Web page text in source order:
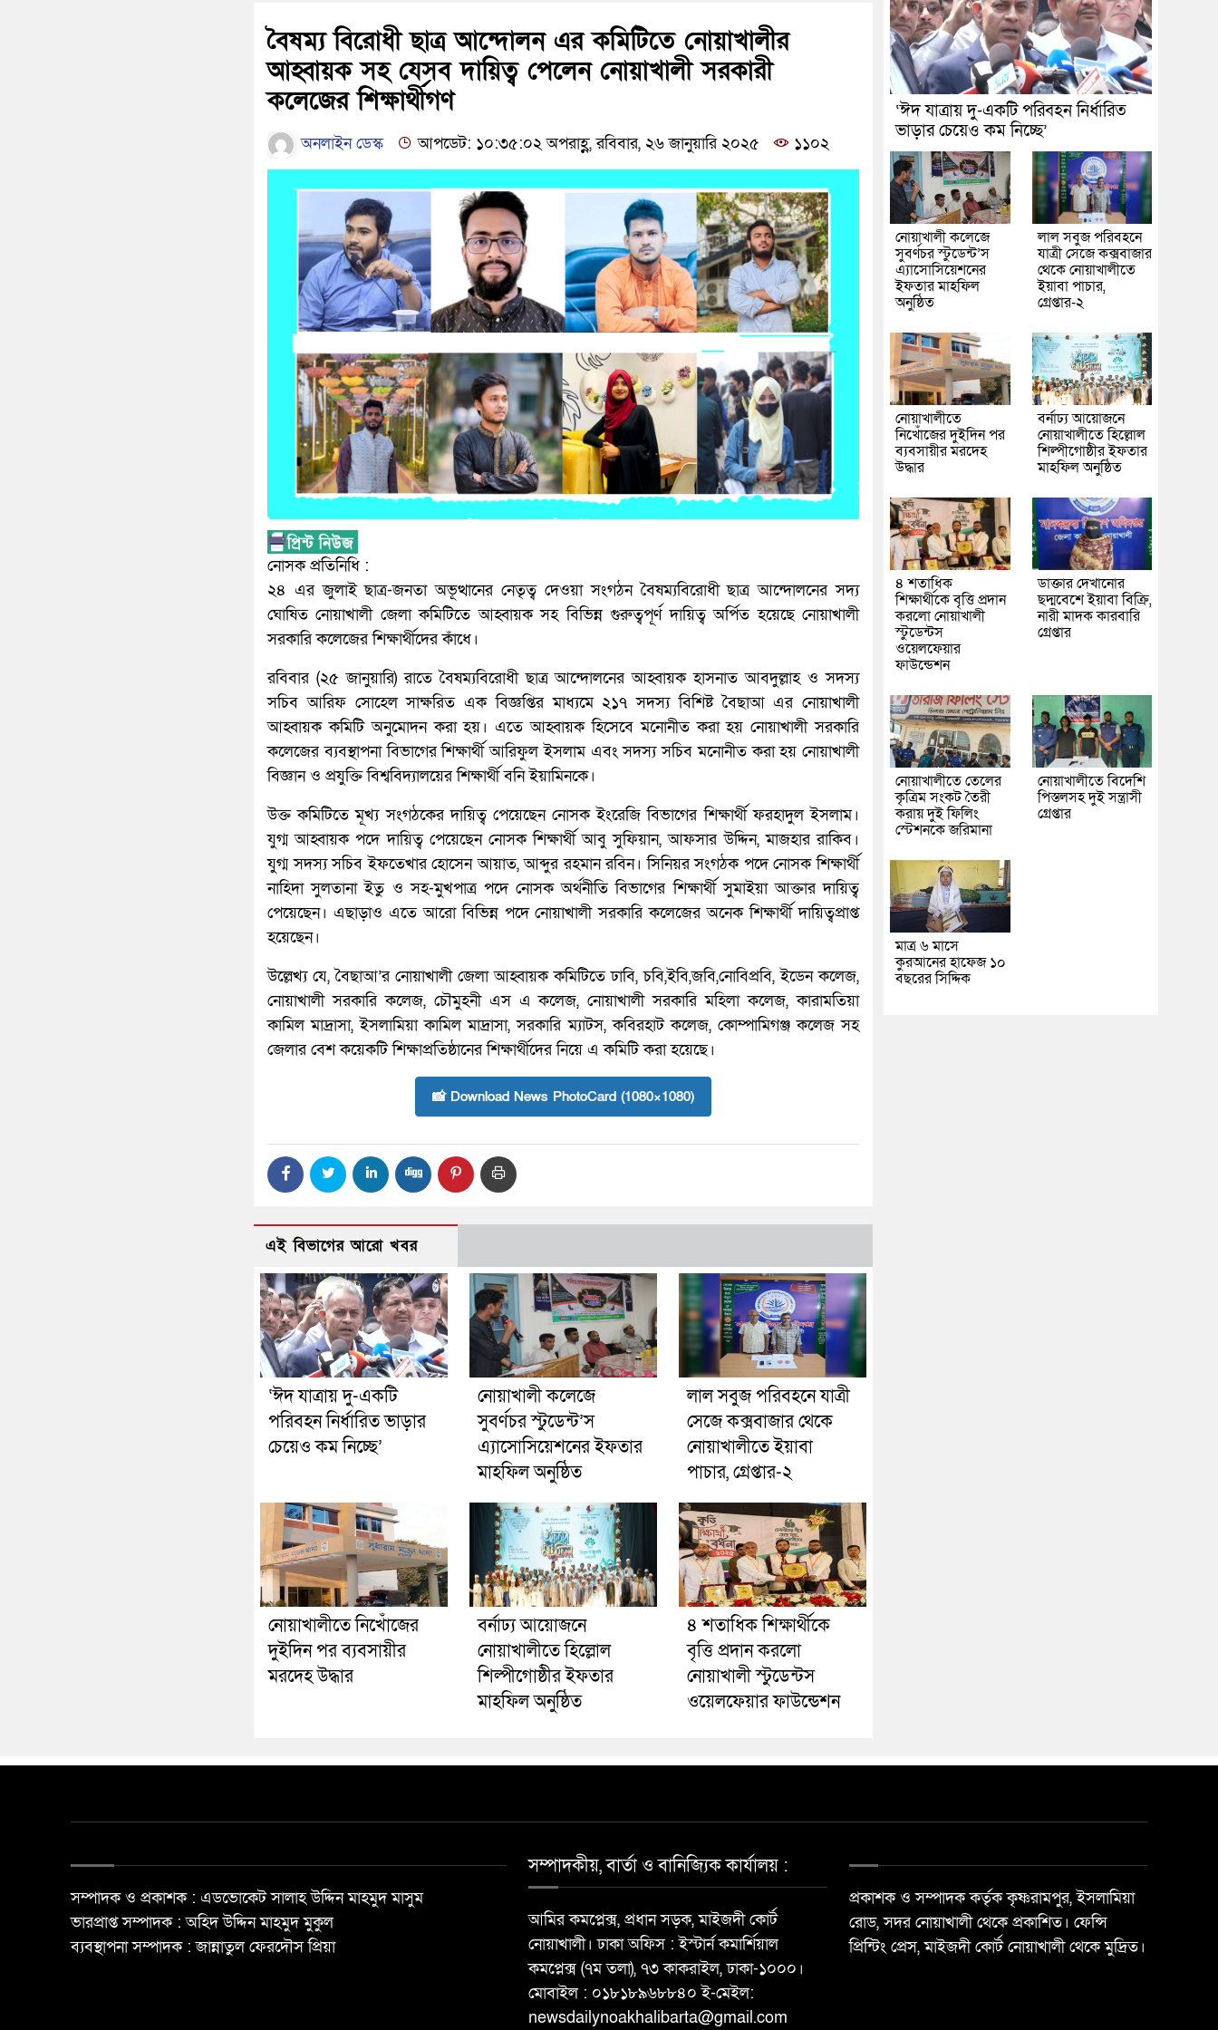
বৈষম্য বিরোধী ছাত্র আন্দোলন এর কমিটিতে নোয়াখালীর
আহ্বায়ক সহ যেসব দায়িত্ব পেলেন নোয়াখালী সরকারী
কলেজের শিক্ষার্থীগণ
অনলাইন ডেস্ক আপডেট: ১০:৩৫:০২ অপরাহ্ণ, রবিবার, ২৬ জানুয়ারি ২০২৫ ১১০২
নোসক প্রতিনিধি :
২৪ এর জুলাই ছাত্র-জনতা অভূত্থানের নেতৃত্ব দেওয়া সংগঠন বৈষম্যবিরোধী ছাত্র আন্দোলনের সদ্য
ঘোষিত নোয়াখালী জেলা কমিটিতে আহ্বায়ক সহ বিভিন্ন গুরুত্বপূর্ণ দায়িত্ব অর্পিত হয়েছে নোয়াখালী
সরকারি কলেজের শিক্ষার্থীদের কাঁধে।
রবিবার (২৫ জানুয়ারি) রাতে বৈষম্যবিরোধী ছাত্র আন্দোলনের আহ্বায়ক হাসনাত আবদুল্লাহ ও সদস্য
সচিব আরিফ সোহেল সাক্ষরিত এক বিজ্ঞপ্তির মাধ্যমে ২১৭ সদস্য বিশিষ্ট বৈছাআ এর নোয়াখালী
আহ্বায়ক কমিটি অনুমোদন করা হয়। এতে আহ্বায়ক হিসেবে মনোনীত করা হয় নোয়াখালী সরকারি
কলেজের ব্যবস্থাপনা বিভাগের শিক্ষার্থী আরিফুল ইসলাম এবং সদস্য সচিব মনোনীত করা হয় নোয়াখালী
বিজ্ঞান ও প্রযুক্তি বিশ্ববিদ্যালয়ের শিক্ষার্থী বনি ইয়ামিনকে।
উক্ত কমিটিতে মূখ্য সংগঠকের দায়িত্ব পেয়েছেন নোসক ইংরেজি বিভাগের শিক্ষার্থী ফরহাদুল ইসলাম।
যুগ্ম আহ্বায়ক পদে দায়িত্ব পেয়েছেন নোসক শিক্ষার্থী আবু সুফিয়ান, আফসার উদ্দিন, মাজহার রাকিব।
যুগ্ম সদস্য সচিব ইফতেখার হোসেন আয়াত, আব্দুর রহমান রবিন। সিনিয়র সংগঠক পদে নোসক শিক্ষার্থী
নাহিদা সুলতানা ইতু ও সহ-মুখপাত্র পদে নোসক অর্থনীতি বিভাগের শিক্ষার্থী সুমাইয়া আক্তার দায়িত্ব
পেয়েছেন। এছাড়াও এতে আরো বিভিন্ন পদে নোয়াখালী সরকারি কলেজের অনেক শিক্ষার্থী দায়িত্বপ্রাপ্ত
হয়েছেন।
উল্লেখ্য যে, বৈছাআ’র নোয়াখালী জেলা আহ্বায়ক কমিটিতে ঢাবি, চবি,ইবি,জবি,নোবিপ্রবি, ইডেন কলেজ,
নোয়াখালী সরকারি কলেজ, চৌমুহনী এস এ কলেজ, নোয়াখালী সরকারি মহিলা কলেজ, কারামতিয়া
কামিল মাদ্রাসা, ইসলামিয়া কামিল মাদ্রাসা, সরকারি ম্যাটস, কবিরহাট কলেজ, কোম্পামিগঞ্জ কলেজ সহ
জেলার বেশ কয়েকটি শিক্ষাপ্রতিষ্ঠানের শিক্ষার্থীদের নিয়ে এ কমিটি করা হয়েছে।
📸 Download News PhotoCard (1080×1080)
এই বিভাগের আরো খবর
‘ঈদ যাত্রায় দু-একটি
পরিবহন নির্ধারিত ভাড়ার
চেয়েও কম নিচ্ছে’
নোয়াখালী কলেজে
সুবর্ণচর স্টুডেন্ট’স
এ্যাসোসিয়েশনের ইফতার
মাহফিল অনুষ্ঠিত
লাল সবুজ পরিবহনে যাত্রী
সেজে কক্সবাজার থেকে
নোয়াখালীতে ইয়াবা
পাচার, গ্রেপ্তার-২
নোয়াখালীতে নিখোঁজের
দুইদিন পর ব্যবসায়ীর
মরদেহ উদ্ধার
বর্নাঢ্য আয়োজনে
নোয়াখালীতে হিল্লোল
শিল্পীগোষ্ঠীর ইফতার
মাহফিল অনুষ্ঠিত
৪ শতাধিক শিক্ষার্থীকে
বৃত্তি প্রদান করলো
নোয়াখালী স্টুডেন্টস
ওয়েলফেয়ার ফাউন্ডেশন
‘ঈদ যাত্রায় দু-একটি পরিবহন নির্ধারিত
ভাড়ার চেয়েও কম নিচ্ছে’
নোয়াখালী কলেজে
সুবর্ণচর স্টুডেন্ট’স
এ্যাসোসিয়েশনের
ইফতার মাহফিল
অনুষ্ঠিত
লাল সবুজ পরিবহনে
যাত্রী সেজে কক্সবাজার
থেকে নোয়াখালীতে
ইয়াবা পাচার,
গ্রেপ্তার-২
নোয়াখালীতে
নিখোঁজের দুইদিন পর
ব্যবসায়ীর মরদেহ
উদ্ধার
বর্নাঢ্য আয়োজনে
নোয়াখালীতে হিল্লোল
শিল্পীগোষ্ঠীর ইফতার
মাহফিল অনুষ্ঠিত
৪ শতাধিক
শিক্ষার্থীকে বৃত্তি প্রদান
করলো নোয়াখালী
স্টুডেন্টস
ওয়েলফেয়ার
ফাউন্ডেশন
ডাক্তার দেখানোর
ছদ্মবেশে ইয়াবা বিক্রি,
নারী মাদক কারবারি
গ্রেপ্তার
নোয়াখালীতে তেলের
কৃত্রিম সংকট তৈরী
করায় দুই ফিলিং
স্টেশনকে জরিমানা
নোয়াখালীতে বিদেশি
পিস্তলসহ দুই সন্ত্রাসী
গ্রেপ্তার
মাত্র ৬ মাসে
কুরআনের হাফেজ ১০
বছরের সিদ্দিক
সম্পাদক ও প্রকাশক : এডভোকেট সালাহ উদ্দিন মাহমুদ মাসুম
ভারপ্রাপ্ত সম্পাদক : অহিদ উদ্দিন মাহমুদ মুকুল
ব্যবস্থাপনা সম্পাদক : জান্নাতুল ফেরদৌস প্রিয়া
সম্পাদকীয়, বার্তা ও বানিজ্যিক কার্যালয় :
আমির কমপ্লেক্স, প্রধান সড়ক, মাইজদী কোর্ট
নোয়াখালী। ঢাকা অফিস : ইস্টার্ন কমার্শিয়াল
কমপ্লেক্স (৭ম তলা), ৭৩ কাকরাইল, ঢাকা-১০০০।
মোবাইল : ০১৮১৮৯৬৮৮৪০ ই-মেইল:
newsdailynoakhalibarta@gmail.com
প্রকাশক ও সম্পাদক কর্তৃক কৃষ্ণরামপুর, ইসলামিয়া
রোড, সদর নোয়াখালী থেকে প্রকাশিত। ফেন্সি
প্রিন্টিং প্রেস, মাইজদী কোর্ট নোয়াখালী থেকে মুদ্রিত।